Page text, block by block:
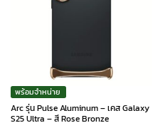
พร้อมจำหน่าย
Arc รุ่น Pulse Aluminum – เคส Galaxy
S25 Ultra – สี Rose Bronze